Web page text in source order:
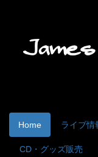
Home ライブ情
CD・グッズ販売